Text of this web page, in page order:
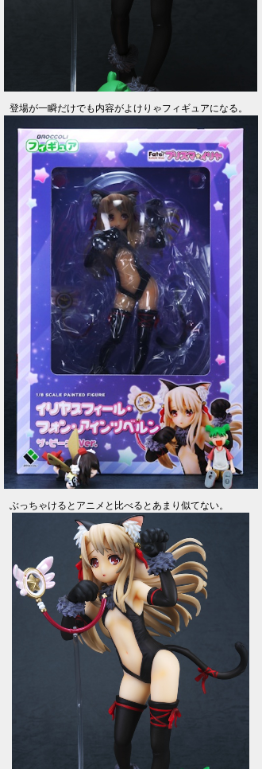
登場が一瞬だけでも内容がよけりゃフィギュアになる。
ぶっちゃけるとアニメと比べるとあまり似てない。